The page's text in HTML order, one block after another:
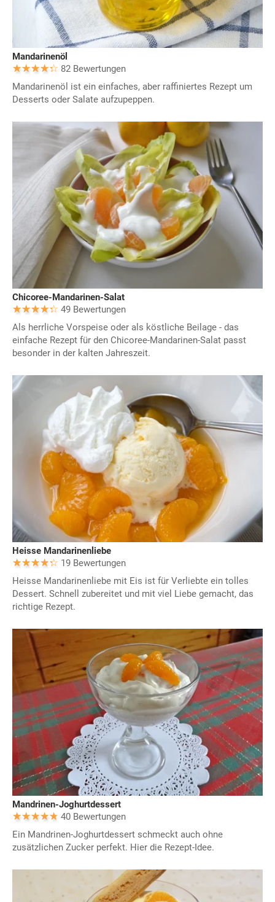
Mandarinenöl
82 Bewertungen
Mandarinenöl ist ein einfaches, aber raffiniertes Rezept um
Desserts oder Salate aufzupeppen.
Chicoree-Mandarinen-Salat
49 Bewertungen
Als herrliche Vorspeise oder als köstliche Beilage - das
einfache Rezept für den Chicoree-Mandarinen-Salat passt
besonder in der kalten Jahreszeit.
Heisse Mandarinenliebe
19 Bewertungen
Heisse Mandarinenliebe mit Eis ist für Verliebte ein tolles
Dessert. Schnell zubereitet und mit viel Liebe gemacht, das
richtige Rezept.
Mandrinen-Joghurtdessert
40 Bewertungen
Ein Mandrinen-Joghurtdessert schmeckt auch ohne
zusätzlichen Zucker perfekt. Hier die Rezept-Idee.